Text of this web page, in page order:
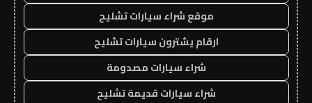
موقع شراء سيارات تشليح
ارقام يشترون سيارات تشليح
شراء سيارات مصدومة
شراء سيارات قديمة تشليح